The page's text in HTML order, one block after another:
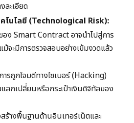
ละเอียด
คโนโลยี (Technological Risk):
ง Smart Contract อาจนำไปสู่การ
จะมีการตรวจสอบอย่างเข้มงวดแล้ว
ารถูกโจมตีทางไซเบอร์ (Hacking)
กเปลี่ยนหรือกระเป๋าเงินดิจิทัลของ
ร้างพื้นฐานด้านอินเทอร์เน็ตและ